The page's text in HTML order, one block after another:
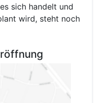
sich handelt und
wird, steht noch